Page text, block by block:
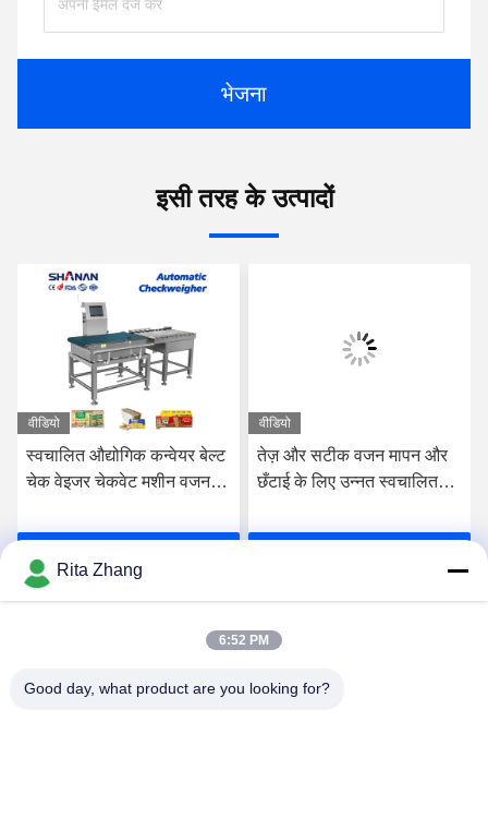
भेजना
इसी तरह के उत्पादों
वीडियो
स्वचालित औद्योगिक कन्वेयर बेल्ट
चेक वेइजर चेकवेट मशीन वजन
सर्वोत्तम मूल्य प्राप्त करें
वीडियो
तेज़ और सटीक वजन मापन और
छँटाई के लिए उन्नत स्वचालित
Rita Zhang
6:52 PM
Good day, what product are you looking for?